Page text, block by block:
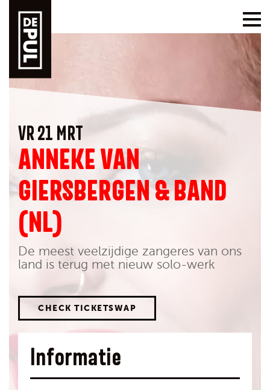
VR 21 MRT
ANNEKE VAN
GIERSBERGEN & BAND
(NL)
De meest veelzijdige zangeres van ons
land is terug met nieuw solo-werk
CHECK TICKETSWAP
Informatie